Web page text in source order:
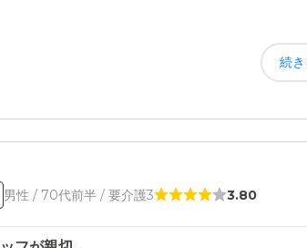
面している割には、建物が少し奥まっていて、緑続
男性 / 70代前半 / 要介護3 3.80